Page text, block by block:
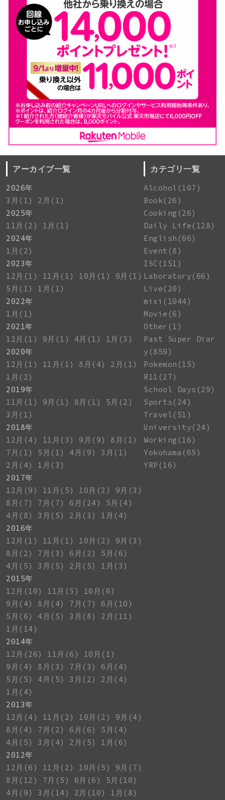
アーカイブ一覧
2026年
3月(1)
2月(1)
2025年
11月(2)
1月(1)
2024年
1月(2)
2023年
12月(1)
11月(1) 10月(1)
9月(1)
5月(1)
1月(1)
2022年
1月(1)
2021年
12月(1)
9月(1) 4月(1)
1月(3)
2020年
12月(1)
11月(1) 8月(4)
2月(1)
1月(2)
2019年
11月(1)
9月(1) 8月(1)
5月(2)
3月(1)
2018年
12月(4)
11月(3) 9月(9)
8月(1)
7月(1)
5月(1) 4月(9)
3月(1)
2月(4)
1月(3)
2017年
12月(9)
11月(5) 10月(2)
9月(3)
8月(7)
7月(7) 6月(24)
5月(4)
4月(8)
3月(5) 2月(3)
1月(4)
2016年
12月(1)
11月(1) 10月(2)
9月(3)
8月(2)
7月(3) 6月(2)
5月(6)
4月(5)
3月(5) 2月(5)
1月(3)
2015年
12月(10)
11月(5)
10月(6)
9月(4)
8月(4) 7月(7)
6月(10)
5月(6)
4月(5) 3月(8)
2月(11)
1月(14)
2014年
12月(26)
11月(6)
10月(1)
9月(4)
8月(3) 7月(3)
6月(4)
5月(5)
4月(5) 3月(2)
2月(4)
1月(4)
2013年
12月(4)
11月(2) 10月(2)
9月(4)
8月(4)
7月(2) 6月(6)
5月(4)
4月(5)
3月(4) 2月(5)
1月(6)
2012年
12月(6)
11月(2) 10月(5)
9月(7)
8月(12)
7月(5) 6月(6)
5月(10)
4月(9)
3月(14) 2月(10)
1月(8)
カテゴリ一覧
Alcohol(107)
Book(26)
Cooking(26)
Daily Life(128)
English(66)
Event(8)
ISC(151)
Laboratory(66)
Live(20)
mixi(1044)
Movie(6)
Other(1)
Past Super Diar
y(859)
Pokemon(15)
R11(27)
School Days(29)
Sports(24)
Travel(51)
University(24)
Working(16)
Yokohama(65)
YRP(16)